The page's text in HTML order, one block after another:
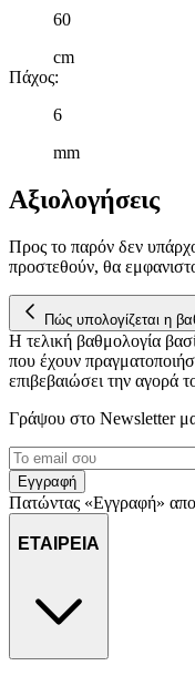
τοποθεσίας μας στους
60
cm
Πάχος:
6
mm
Αξιολογήσεις
Προς το παρόν δεν
προστεθούν, θα
Πώς υπολογίζεται η
Η τελική βαθμολογία
που έχουν
επιβεβαιώσει την αγορά
Γράψου στο Νewsletter
Εγγραφή
Πατώντας «Εγγραφή»
ΕΤΑΙΡΕΙΑ